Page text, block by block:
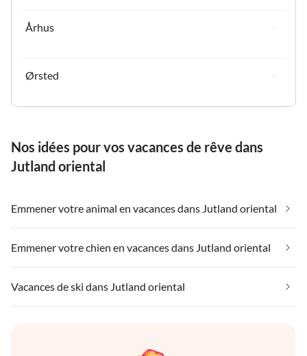
Århus
Ørsted
Nos idées pour vos vacances de rêve dans
Jutland oriental
Emmener votre animal en vacances dans Jutland oriental
Emmener votre chien en vacances dans Jutland oriental
Vacances de ski dans Jutland oriental